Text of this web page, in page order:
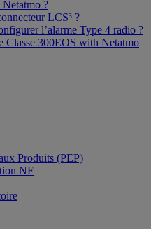
?
LCS³ ?
l’alarme Type 4 radio ?
Classe 300EOS with Netatmo
Produits (PEP)
NF